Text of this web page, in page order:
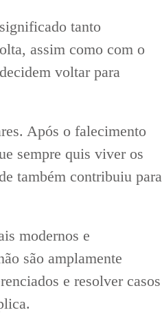
tanto
assim como com o
voltar para
Após o falecimento
sempre quis viver os
também contribuiu para
modernos e
são amplamente
e resolver casos